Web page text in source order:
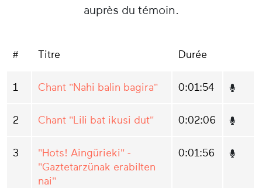
auprès du témoin.
# Titre Durée
1 Chant "Nahi balin bagira" 0:01:54
2 Chant "Lili bat ikusi dut" 0:02:06
3
"Hots! Aingürieki" -
"Gaztetarzünak erabilten
nai"
0:01:56